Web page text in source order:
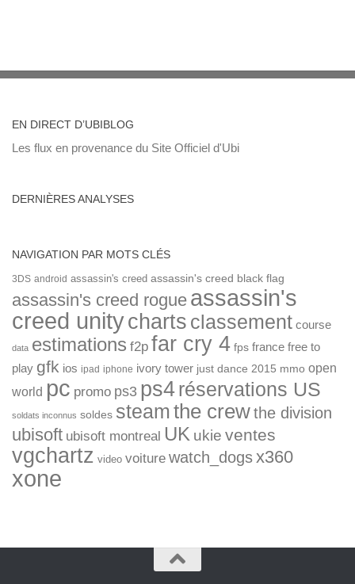
EN DIRECT D’UBIBLOG
Les flux en provenance du Site Officiel d'Ubi
DERNIÈRES ANALYSES
NAVIGATION PAR MOTS CLÉS
3DS android assassin's creed assassin's creed black flag
assassin's creed rogue assassin's
creed unitycharts classement course
data estimations f2p far cry 4 fps france free to
play gfk ios ipad iphone ivory tower just dance 2015 mmo open
world pc promo ps3 ps4réservations US
soldats inconnus soldes steamthe crewthe division
ubisoft ubisoft montreal UK ukie ventes
vgchartz video voiture watch_dogsx360
xone